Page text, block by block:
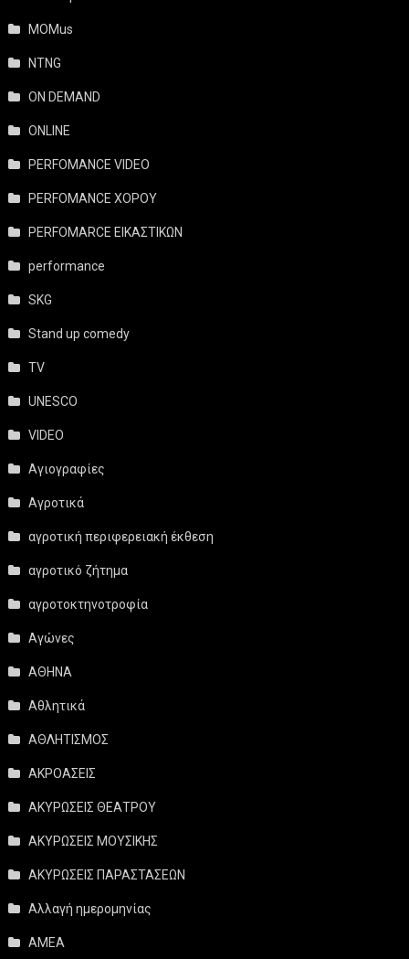
MOMus
NTNG
ON DEMAND
ONLINE
PERFOMANCE VIDEO
PERFOMANCE ΧΟΡΟΥ
PERFOMARCE ΕΙΚΑΣΤΙΚΩΝ
performance
SKG
Stand up comedy
TV
UNESCO
VIDEO
Αγιογραφίες
Αγροτικά
αγροτική περιφερειακή έκθεση
αγροτικό ζήτημα
αγροτοκτηνοτροφία
Αγώνες
ΑΘΗΝΑ
Αθλητικά
ΑΘΛΗΤΙΣΜΟΣ
ΑΚΡΟΑΣΕΙΣ
ΑΚΥΡΩΣΕΙΣ ΘΕΑΤΡΟΥ
ΑΚΥΡΩΣΕΙΣ ΜΟΥΣΙΚΗΣ
ΑΚΥΡΩΣΕΙΣ ΠΑΡΑΣΤΑΣΕΩΝ
Αλλαγή ημερομηνίας
ΑΜΕΑ